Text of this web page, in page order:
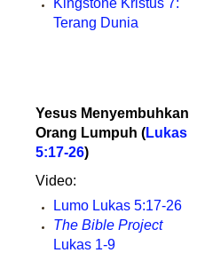
Kingstone Kristus 7:
Terang Dunia
Yesus Menyembuhkan
Orang Lumpuh (Lukas
5:17-26)
Video:
Lumo Lukas 5:17-26
The Bible Project
Lukas 1-9